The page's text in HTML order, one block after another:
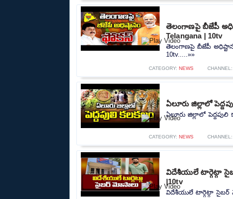
తెలంగాణపై బీజేపీ
Telangana | 10tv
తెలంగాణపై బీజేపీ అధిష్టానం
10tv.....»»
CATEGORY: NEWS CHANNEL:
ఏలూరు జిల్లాలో
ఏలూరు జిల్లాలో పెద్దపులి
CATEGORY: NEWS CHANNEL:
విదేశీయులే టార్గెట్గా
|10tv
విదేశీయులే టార్గెట్గా సైబర్